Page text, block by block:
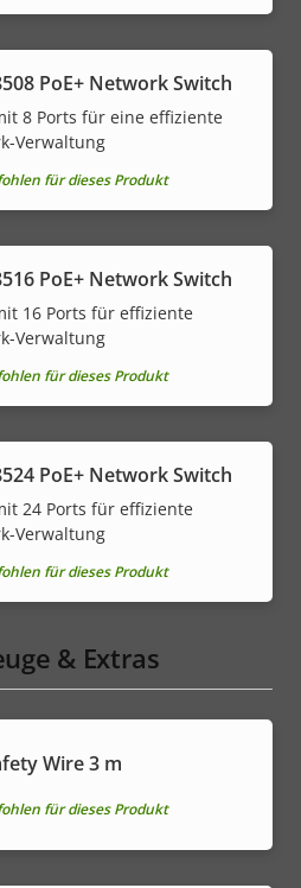
PoE+ Network Switch
8 Ports für eine effiziente
Verwaltung
für dieses Produkt
PoE+ Network Switch
16 Ports für effiziente
Verwaltung
für dieses Produkt
PoE+ Network Switch
24 Ports für effiziente
Verwaltung
für dieses Produkt
& Extras
Wire 3 m
für dieses Produkt